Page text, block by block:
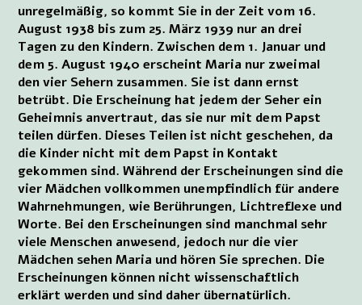
unregelmäßig, so kommt Sie in der Zeit vom 16.
August 1938 bis zum 25. März 1939 nur an drei
Tagen zu den Kindern. Zwischen dem 1. Januar und
dem 5. August 1940 erscheint Maria nur zweimal
den vier Sehern zusammen. Sie ist dann ernst
betrübt. Die Erscheinung hat jedem der Seher ein
Geheimnis anvertraut, das sie nur mit dem Papst
teilen dürfen. Dieses Teilen ist nicht geschehen, da
die Kinder nicht mit dem Papst in Kontakt
gekommen sind. Während der Erscheinungen sind die
vier Mädchen vollkommen unempfindlich für andere
Wahrnehmungen, wie Berührungen, Lichtreflexe und
Worte. Bei den Erscheinungen sind manchmal sehr
viele Menschen anwesend, jedoch nur die vier
Mädchen sehen Maria und hören Sie sprechen. Die
Erscheinungen können nicht wissenschaftlich
erklärt werden und sind daher übernatürlich.